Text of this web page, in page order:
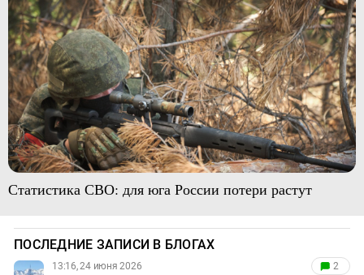
Статистика СВО: для юга России потери растут
ПОСЛЕДНИЕ ЗАПИСИ В БЛОГАХ
13:16, 24 июня 2026 2